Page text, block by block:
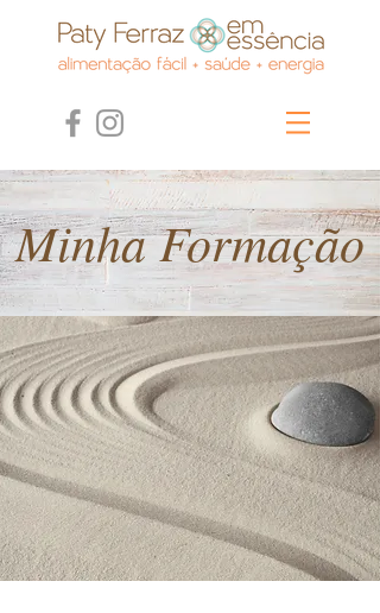
Minha Formação